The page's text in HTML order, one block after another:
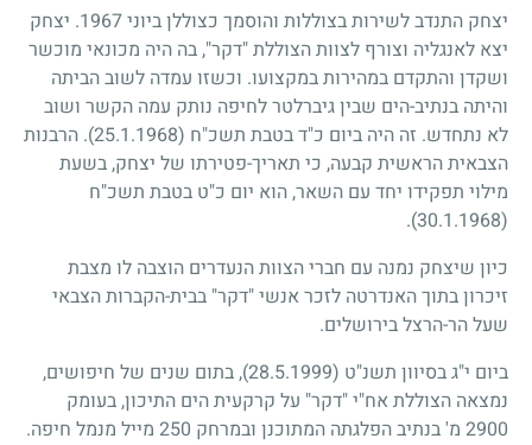
יצחק התנדב לשירות בצוללות והוסמך כצוללן ביוני1967. יצחק
יצא לאנגליה וצורף לצוות הצוללת "דקר", בה היה מכונאי מוכשר
ושקדן והתקדם במהירות במקצועו. וכשזו עמדה לשוב הביתה
והיתה בנתיב-הים שבין גיברלטר לחיפה נותק עמה הקשר ושוב
לא נתחדש. זה היה ביום כ"ד בטבת תשכ"ח (25.1.1968)
. הרבנות
הצבאית הראשית קבעה, כי תאריך-פטירתו של יצחק, בשעת
מילוי תפקידו יחד עם השאר, הוא יום כ"ט בטבת תשכ"ח
(30.1.1968)
.
כיון שיצחק נמנה עם חברי הצוות הנעדרים הוצבה לו מצבת
זיכרון בתוך האנדרטה לזכר אנשי "דקר" בבית-הקברות הצבאי
שעל הר-הרצל בירושלים.
ביום י"ג בסיוון תשנ"ט (28.5.1999)
, בתום שנים של חיפושים,
נמצאה הצוללת אח"י "דקר" על קרקעית הים התיכון, בעומק
2900 מ' בנתיב הפלגתה המתוכנן ובמרחק 250 מייל מנמל חיפה.